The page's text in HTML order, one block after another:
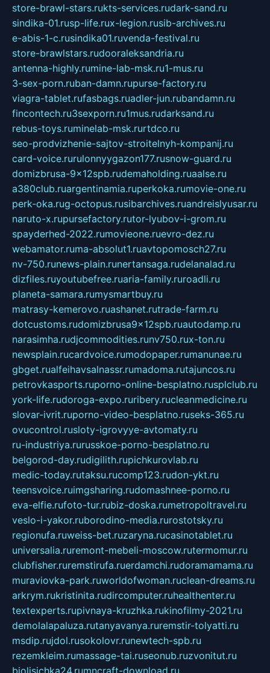
store-brawl-stars.rukts-services.rudark-sand.ru
sindika-01.rusp-life.rux-legion.rusib-archives.ru
e-abis-1-c.rusindika01.ruvenda-festival.ru
store-brawlstars.rudooraleksandria.ru
antenna-highly.rumine-lab-msk.ru1-mus.ru
3-sex-porn.ruban-damn.rupurse-factory.ru
viagra-tablet.rufasbags.ruadler-jun.rubandamn.ru
fincontech.ru3sexporn.ru1mus.rudarksand.ru
rebus-toys.ruminelab-msk.rurtdco.ru
seo-prodvizhenie-sajtov-stroitelnyh-kompanij.ru
card-voice.rurulonnyygazon177.rusnow-guard.ru
domizbrusa-9x12spb.rudemaholding.ruaalse.ru
a380club.ruargentinamia.ruperkoka.rumovie-one.ru
perk-oka.rug-octopus.rusibarchives.ruandreislyusar.ru
naruto-x.rupursefactory.rutor-lyubov-i-grom.ru
spayderhed-2022.rumovieone.ruevro-dez.ru
webamator.ruma-absolut1.ruavtopomosch27.ru
nv-750.runews-plain.runertansaga.rudelanalad.ru
dizfiles.ruyoutubefree.ruaria-family.ruroadli.ru
planeta-samara.rumysmartbuy.ru
matrasy-kemerovo.ruashanet.rutrade-farm.ru
dotcustoms.rudomizbrusa9x12spb.ruautodamp.ru
narasimha.rudjcommodities.runv750.rux-ton.ru
newsplain.rucardvoice.rumodopaper.rumanunae.ru
gbget.rualfeihavsalnassr.rumadoma.rutajuncos.ru
petrovkasports.ruporno-online-besplatno.rusplclub.ru
york-life.rudoroga-expo.ruribery.rucleanmedicine.ru
slovar-ivrit.ruporno-video-besplatno.ruseks-365.ru
ovucontrol.rusloty-igrovyye-avtomaty.ru
ru-industriya.rurusskoe-porno-besplatno.ru
belgorod-day.rudigilith.rupichkurovlab.ru
medic-today.rutaksu.rucomp123.rudon-ykt.ru
teensvoice.ruimgsharing.rudomashnee-porno.ru
eva-elfie.rufoto-tur.rubiz-doska.rumetropoltravel.ru
veslo-i-yakor.ruborodino-media.rurostotsky.ru
regionufa.ruweiss-bet.ruzaryna.rucasinotablet.ru
universalia.ruremont-mebeli-moscow.rutermomur.ru
clubfisher.ruremstirufa.ruerdamchi.rudoramamama.ru
muraviovka-park.ruworldofwoman.ruclean-dreams.ru
arkrym.rukristinita.rudircomputer.ruhealthenter.ru
textexperts.rupivnaya-kruzhka.rukinofilmy-2021.ru
demolalapaluza.rutanyavanya.ruremstir-tolyatti.ru
msdip.rujdol.rusokolovr.runewtech-spb.ru
rezemkleim.rumassage-tai.ruseonub.ruzvonitut.ru
biolisichka24.rumncraft-download.ru